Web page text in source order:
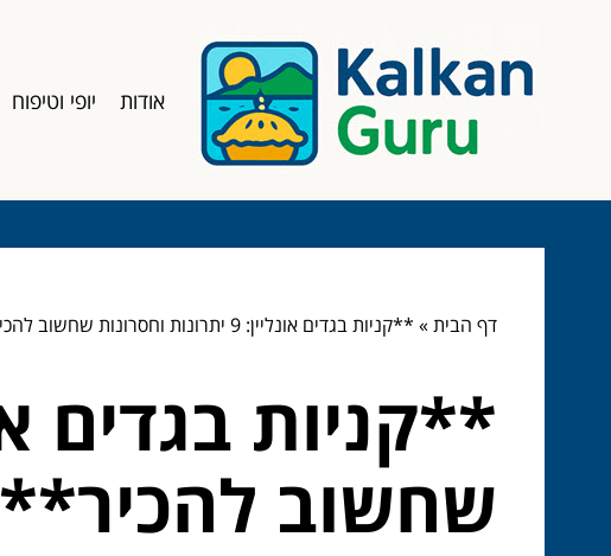
אודות יופי וטיפוח
דף הבית» **קניות בגדים אונליין: 9 יתרונות וחסרונות שחשוב להכיר**
שחשוב להכיר**